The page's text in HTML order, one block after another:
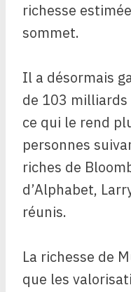
richesse
sommet.
Il a désormais
de 103
ce qui le rend
personnes
riches de
d’Alphabet,
réunis.
La richesse de
que les